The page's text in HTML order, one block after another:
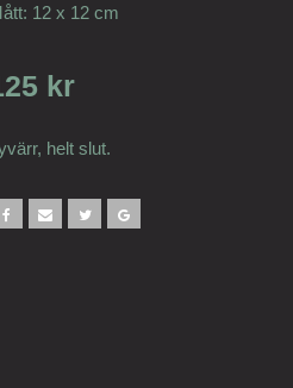
12 x 12 cm
kr
helt slut.